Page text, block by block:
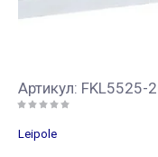
Артикул: FKL5525-
Leipole